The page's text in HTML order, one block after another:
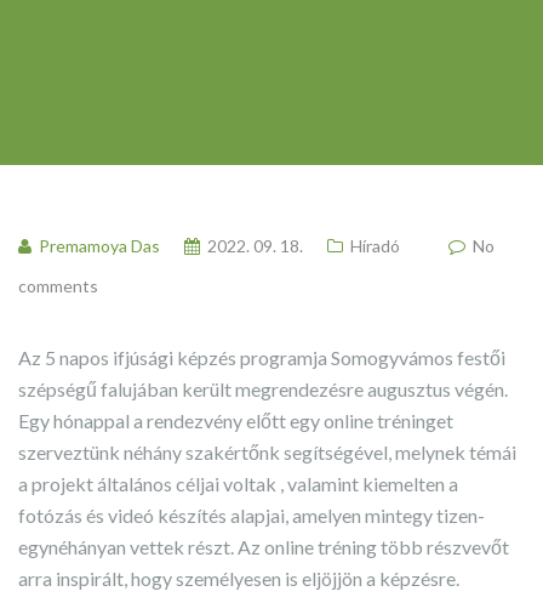
Premamoya Das 2022. 09. 18. Híradó
No
comments
Az 5 napos ifjúsági képzés programja Somogyvámos festői
szépségű falujában került megrendezésre augusztus végén.
Egy hónappal a rendezvény előtt egy online tréninget
szerveztünk néhány szakértőnk segítségével, melynek témái
a projekt általános céljai voltak , valamint kiemelten a
fotózás és videó készítés alapjai, amelyen mintegy tizen-
egynéhányan vettek részt. Az online tréning több részvevőt
arra inspirált, hogy személyesen is eljöjjön a képzésre.